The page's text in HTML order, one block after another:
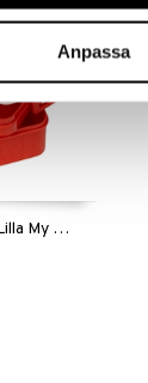
Anpassa
Lunchlåda Mumin Lilla My Röd